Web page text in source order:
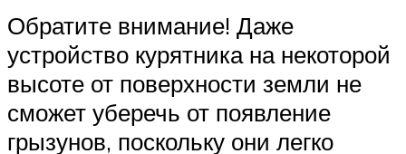
Обратите внимание! Даже
устройство курятника на некоторой
высоте от поверхности земли не
сможет уберечь от появление
грызунов, поскольку они легко